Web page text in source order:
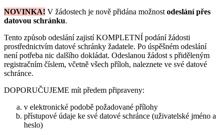
NOVINKA! V žádostech je nově přidána možnost odeslání přes
datovou schránku.
Tento způsob odeslání zajistí KOMPLETNÍ podání žádosti
prostřednictvím datové schránky žadatele. Po úspěšném odeslání
není potřeba nic dalšího dokládat. Odeslanou žádost s přiděleným
registračním číslem, včetně všech příloh, naleznete ve své datové
schránce.
DOPORUČUJEME mít předem připraveny:
v elektronické podobě požadované přílohy
přístupové údaje ke své datové schránce (uživatelské jméno a
heslo)